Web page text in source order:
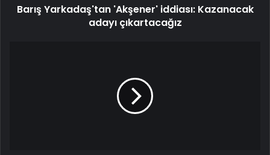
Barış Yarkadaş'tan 'Akşener' iddiası: Kazanacak
adayı çıkartacağız